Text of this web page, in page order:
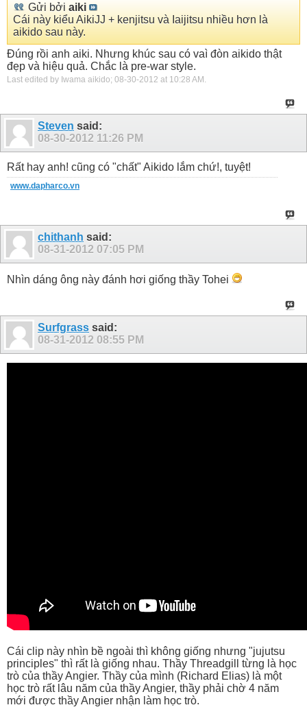
Gửi bởi aiki
Cái này kiểu AikiJJ + kenjitsu và Iaijitsu nhiều hơn là
aikido sau này.
Đúng rồi anh aiki. Nhưng khúc sau có vaì đòn aikido thật
đẹp và hiệu quả. Chắc là pre-war style.
Last edited by Iwama aikido; 08-30-2012 at 10:28 AM .
Steven said:
08-30-2012 11:26 PM
Rất hay anh! cũng có "chất" Aikido lắm chứ!, tuyệt!
www.dapharco.vn
chithanh said:
08-31-2012 07:05 PM
Nhìn dáng ông này đánh hơi giống thầy Tohei
Surfgrass said:
08-31-2012 08:55 PM
Cái clip này nhìn bề ngoài thì không giống nhưng "jujutsu
principles" thì rất là giống nhau. Thầy Threadgill từng là học
trò của thầy Angier. Thầy của mình (Richard Elias) là một
học trò rất lâu năm của thầy Angier, thầy phải chờ 4 năm
mới được thầy Angier nhận làm học trò.